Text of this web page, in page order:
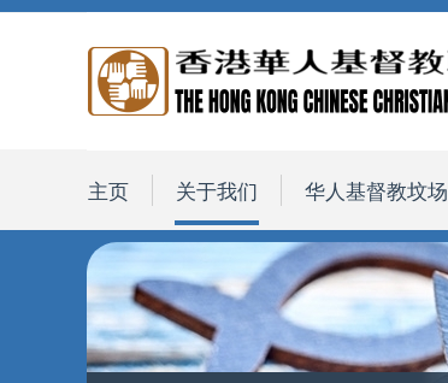
主页 关于我们 华人基督教坟场